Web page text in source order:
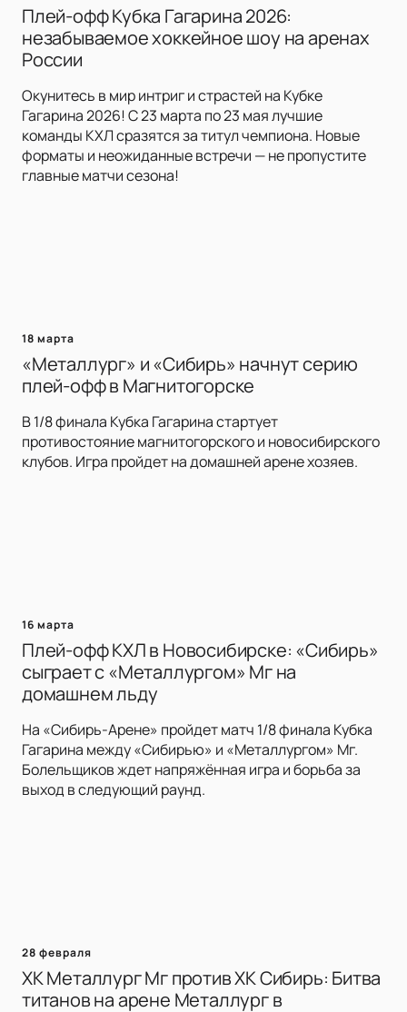
Плей-офф Кубка Гагарина 2026:
незабываемое хоккейное шоу на аренах
России
Окунитесь в мир интриг и страстей на Кубке
Гагарина 2026! С 23 марта по 23 мая лучшие
команды КХЛ сразятся за титул чемпиона. Новые
форматы и неожиданные встречи — не пропустите
главные матчи сезона!
18 марта
«Металлург» и «Сибирь» начнут серию
плей-офф в Магнитогорске
В 1/8 финала Кубка Гагарина стартует
противостояние магнитогорского и новосибирского
клубов. Игра пройдет на домашней арене хозяев.
16 марта
Плей-офф КХЛ в Новосибирске: «Сибирь»
сыграет с «Металлургом» Мг на
домашнем льду
На «Сибирь-Арене» пройдет матч 1/8 финала Кубка
Гагарина между «Сибирью» и «Металлургом» Мг.
Болельщиков ждет напряжённая игра и борьба за
выход в следующий раунд.
28 февраля
ХК Металлург Мг против ХК Сибирь: Битва
титанов на арене Металлург в